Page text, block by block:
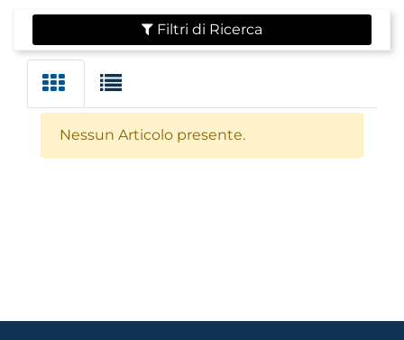
Filtri di Ricerca
Nessun Articolo presente.